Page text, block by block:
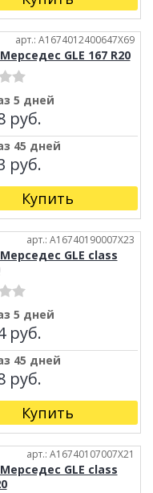
арт.: A1674012400647X69
GLE 167 R20
5 дней
руб.
45 дней
руб.
Купить
арт.: A16740190007X23
GLE class
5 дней
руб.
45 дней
руб.
Купить
арт.: A16740107007X21
GLE class